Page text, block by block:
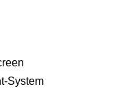
System